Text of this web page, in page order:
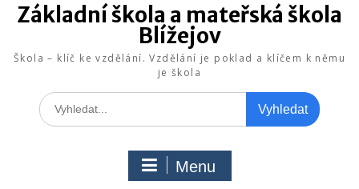
Základní škola a mateřská škola
Blížejov
Škola – klíč ke vzdělání. Vzdělání je poklad a klíčem k němu
je škola
Search
for:
Menu